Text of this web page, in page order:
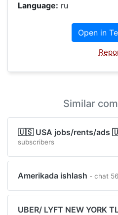
Language: ru
Open in
Similar
🇺🇸 USA jobs/rents/ads
subscribers
Amerikada ishlash - chat
UBER/ LYFT NEW YORK